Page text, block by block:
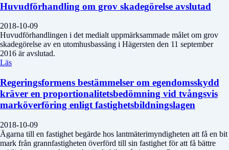
Huvudförhandling om grov skadegörelse avslutad
2018-10-09
Huvudförhandlingen i det medialt uppmärksammade målet om grov
skadegörelse av en utomhusbassäng i Hägersten den 11 september
2016 är avslutad.
Läs
Regeringsformens bestämmelser om egendomsskydd
kräver en proportionalitetsbedömning vid tvångsvis
marköverföring enligt fastighetsbildningslagen
2018-10-09
Ägarna till en fastighet begärde hos lantmäterimyndigheten att få en bit
mark från grannfastigheten överförd till sin fastighet för att få bättre